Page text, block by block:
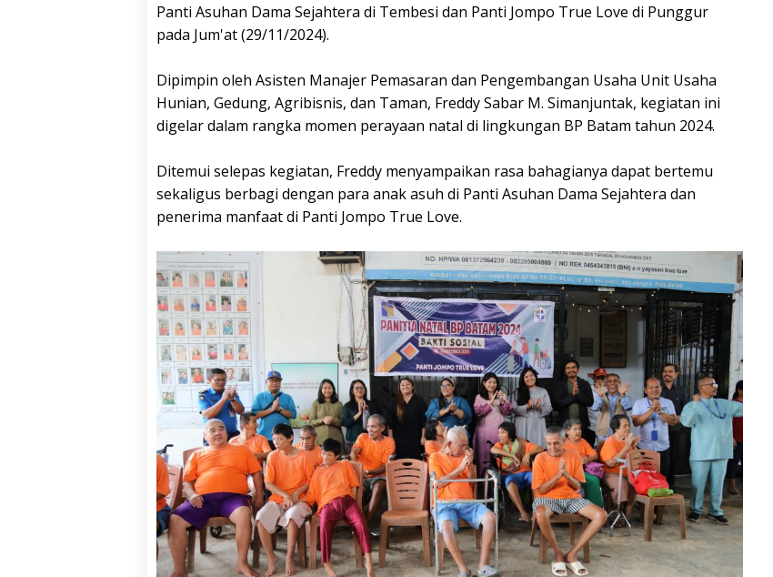
Panti Asuhan Dama Sejahtera di Tembesi dan Panti Jompo True Love di Punggur
pada Jum'at (29/11/2024).
Dipimpin oleh Asisten Manajer Pemasaran dan Pengembangan Usaha Unit Usaha
Hunian, Gedung, Agribisnis, dan Taman, Freddy Sabar M. Simanjuntak, kegiatan ini
digelar dalam rangka momen perayaan natal di lingkungan BP Batam tahun 2024.
Ditemui selepas kegiatan, Freddy menyampaikan rasa bahagianya dapat bertemu
sekaligus berbagi dengan para anak asuh di Panti Asuhan Dama Sejahtera dan
penerima manfaat di Panti Jompo True Love.